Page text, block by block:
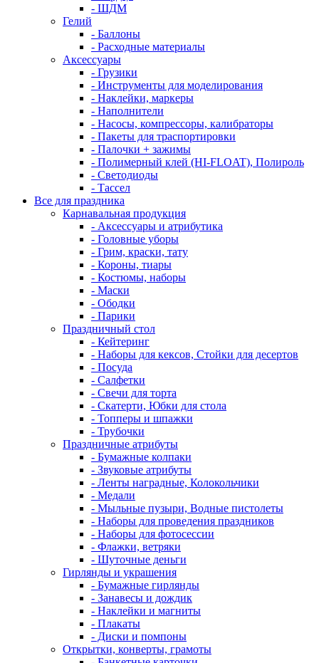
- ШДМ
Гелий
- Баллоны
- Расходные материалы
Аксессуары
- Грузики
- Инструменты для моделирования
- Наклейки, маркеры
- Наполнители
- Насосы, компрессоры, калибраторы
- Пакеты для траспортировки
- Палочки + зажимы
- Полимерный клей (HI-FLOAT), Полироль
- Светодиоды
- Тассел
Все для праздника
Карнавальная продукция
- Аксессуары и атрибутика
- Головные уборы
- Грим, краски, тату
- Короны, тиары
- Костюмы, наборы
- Маски
- Ободки
- Парики
Праздничный стол
- Кейтеринг
- Наборы для кексов, Стойки для десертов
- Посуда
- Салфетки
- Свечи для торта
- Скатерти, Юбки для стола
- Топперы и шпажки
- Трубочки
Праздничные атрибуты
- Бумажные колпаки
- Звуковые атрибуты
- Ленты наградные, Колокольчики
- Медали
- Мыльные пузыри, Водные пистолеты
- Наборы для проведения праздников
- Наборы для фотосессии
- Флажки, ветряки
- Шуточные деньги
Гирлянды и украшения
- Бумажные гирлянды
- Занавесы и дождик
- Наклейки и магниты
- Плакаты
- Диски и помпоны
Открытки, конверты, грамоты